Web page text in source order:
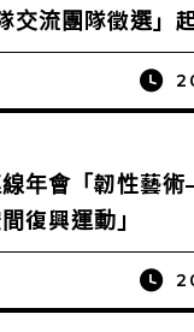
交流團隊徵選」
線年會「韌性藝
復興運動」